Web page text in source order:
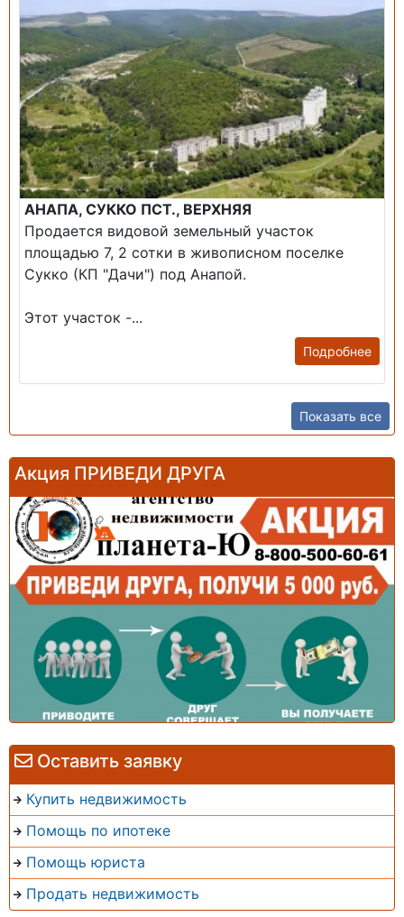
Оставить заявку
Купить недвижимость
Помощь по ипотеке
Помощь юриста
Продать недвижимость
АНАПА, СУККО ПСТ., ВЕРХНЯЯ
Продается видовой земельный участок
площадью 7, 2 сотки в живописном поселке
Сукко (КП "Дачи") под Анапой.
Этот участок -...
Подробнее
Показать все
Акция ПРИВЕДИ ДРУГА